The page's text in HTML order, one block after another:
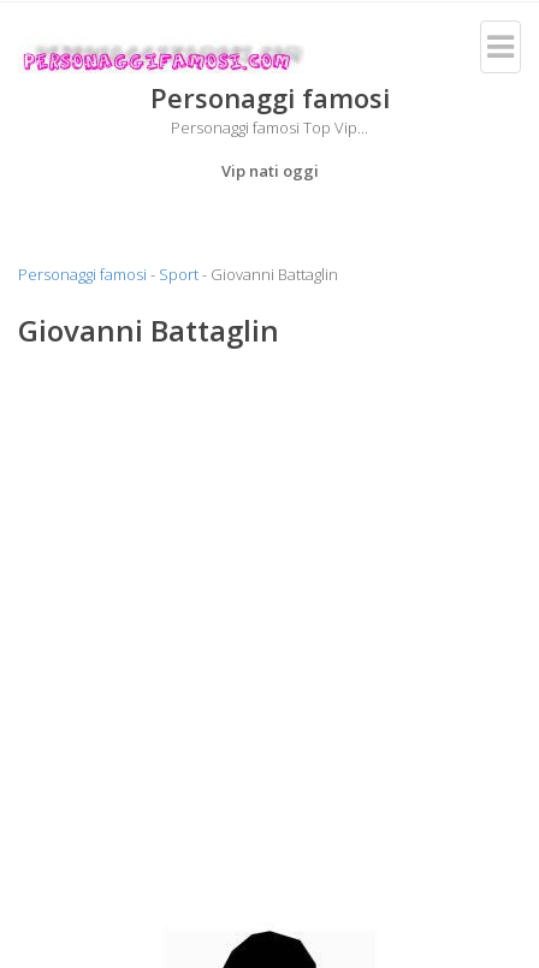
Personaggi famosi
Personaggi famosi Top Vip...
Vip nati oggi
Personaggi famosi - Sport- Giovanni Battaglin
Giovanni Battaglin